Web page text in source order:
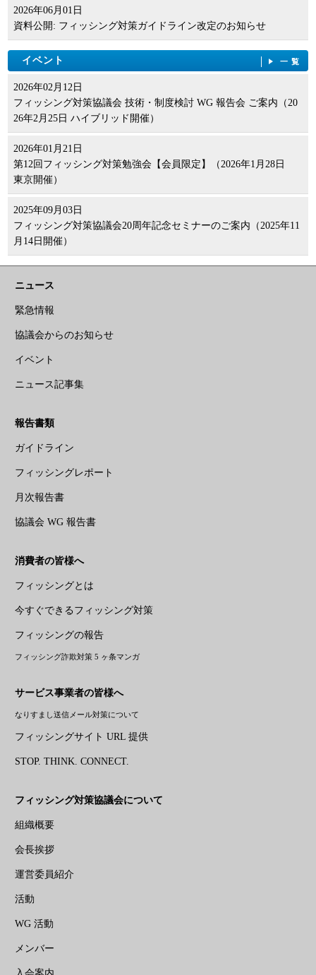
2026年06月01日
資料公開: フィッシング対策ガイドライン改定のお知らせ
イベント 一覧
2026年02月12日
フィッシング対策協議会 技術・制度検討 WG 報告会 ご案内（20
26年2月25日 ハイブリッド開催）
2026年01月21日
第12回フィッシング対策勉強会【会員限定】（2026年1月28日
東京開催）
2025年09月03日
フィッシング対策協議会20周年記念セミナーのご案内（2025年11
月14日開催）
ニュース
緊急情報
協議会からのお知らせ
イベント
ニュース記事集
報告書類
ガイドライン
フィッシングレポート
月次報告書
協議会 WG 報告書
消費者の皆様へ
フィッシングとは
今すぐできるフィッシング対策
フィッシングの報告
フィッシング詐欺対策 5 ヶ条マンガ
サービス事業者の皆様へ
なりすまし送信メール対策について
フィッシングサイト URL 提供
STOP. THINK. CONNECT.
フィッシング対策協議会について
組織概要
会長挨拶
運営委員紹介
活動
WG 活動
メンバー